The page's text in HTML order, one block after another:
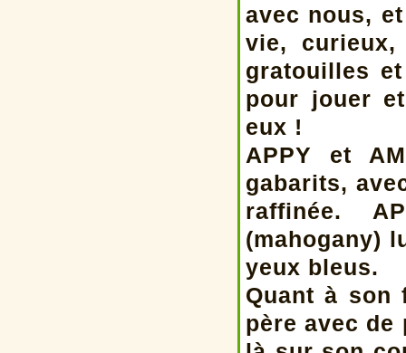
avec nous,
vie, curieux,
gratouilles
pour jouer
eux !
APPY et
gabarits,
raffinée.
(mahogany)
yeux bleus.
Quant à son
père avec